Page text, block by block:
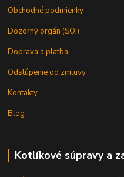
Obchodné podmienky
Dozorný orgán (SOI)
Doprava a platba
Odstúpenie od zmluvy
Kontakty
Blog
Kotlíkové súpravy a